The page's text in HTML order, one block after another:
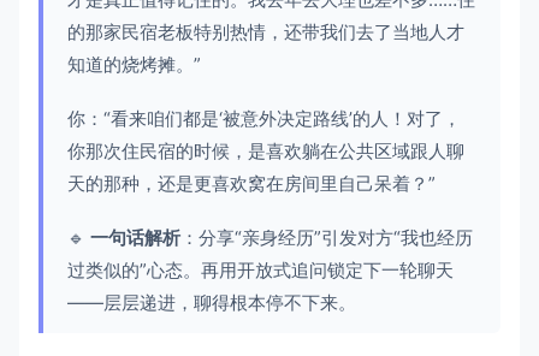
的那家民宿老板特别热情，还带我们去了当地人才
知道的烧烤摊。”
你：“看来咱们都是‘被意外决定路线’的人！对了，
你那次住民宿的时候，是喜欢躺在公共区域跟人聊
天的那种，还是更喜欢窝在房间里自己呆着？”
🔹 一句话解析 ：分享“亲身经历”引发对方“我也经历
过类似的”心态。再用开放式追问锁定下一轮聊天
——层层递进，聊得根本停不下来。